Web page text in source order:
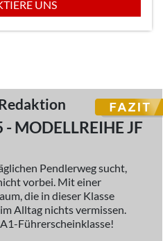
UNS
MODELLREIHE JF
Pendlerweg sucht,
vorbei. Mit einer
die in dieser Klasse
Alltag nichts vermissen.
Führerscheinklasse!